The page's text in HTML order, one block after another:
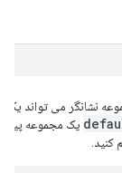
نشانگر می تواند یک
یک مجموعه
کنید.